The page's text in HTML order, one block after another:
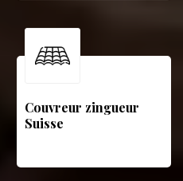
Couvreur zingueur
Suisse